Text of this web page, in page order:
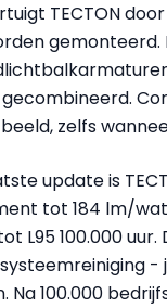
TECTON
gemonteerd.
zelfs
update is
tot 184 lm/
L95 100.000
Na 100.000